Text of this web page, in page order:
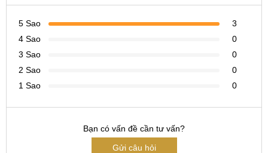
Giao diện camera Tecno CAMON 19 Pro 5G
tính năng OIS+EIS sẽ cho đảm bảo những video quay chân
dung sáng, rõ nét, đẹp và mượt mà. Bạn cũng có thể chụp
ảnh và quay phim ở chế độ HDR.
5 Sao
3
4 Sao
0
3 Sao
0
2 Sao
0
1 Sao
0
Bạn có vấn đề cần tư vấn?
Gửi câu hỏi